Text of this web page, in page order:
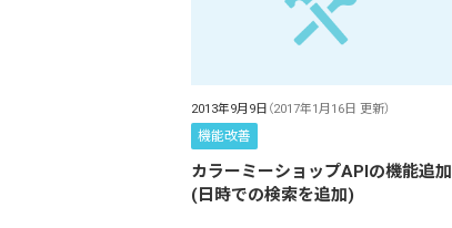
2013年9月9日 （2017年1月16日 更新）
機能改善
カラーミーショップAPIの機能追加
(日時での検索を追加)